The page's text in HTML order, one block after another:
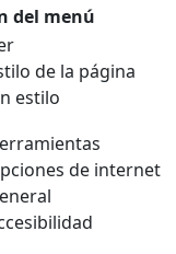
del menú
de la página
estilo
de internet